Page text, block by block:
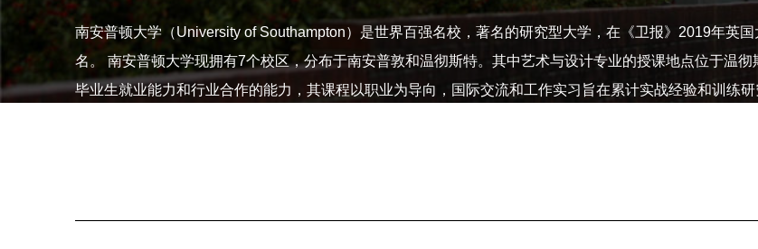
南安普顿大学（University of Southampton）是世界百强名校，著名的研究型大学，在《卫报》2019年英
名。 南安普顿大学现拥有7个校区，分布于南安普敦和温彻斯特。其中艺术与设计专业的授课地点位于温
毕业生就业能力和行业合作的能力，其课程以职业为导向，国际交流和工作实习旨在累计实战经验和训练